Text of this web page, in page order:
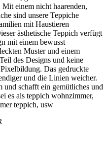
Mit einem nicht haarenden,
sind unsere Teppiche
mit Haustieren
ästhetische Teppich verfügt
mit einem bewusst
Muster und einem
des Designs und keine
Das gedruckte
und die Linien weicher.
und schafft ein gemütliches und
es als teppich wohnzimmer,
teppich, usw